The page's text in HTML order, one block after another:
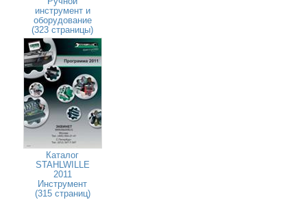
инструмент и
оборудование
(323 страницы)
Каталог
STAHLWILLE
2011
Инструмент
(315 страниц)